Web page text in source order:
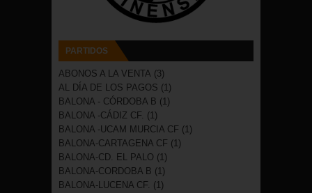
PARTIDOS
ABONOS A LA VENTA (3)
AL DÍA DE LOS PAGOS (1)
BALONA - CÓRDOBA B (1)
BALONA -CÁDIZ CF. (1)
BALONA -UCAM MURCIA CF (1)
BALONA-CARTAGENA CF (1)
BALONA-CD. EL PALO (1)
BALONA-CORDOBA B (1)
BALONA-LUCENA CF. (1)